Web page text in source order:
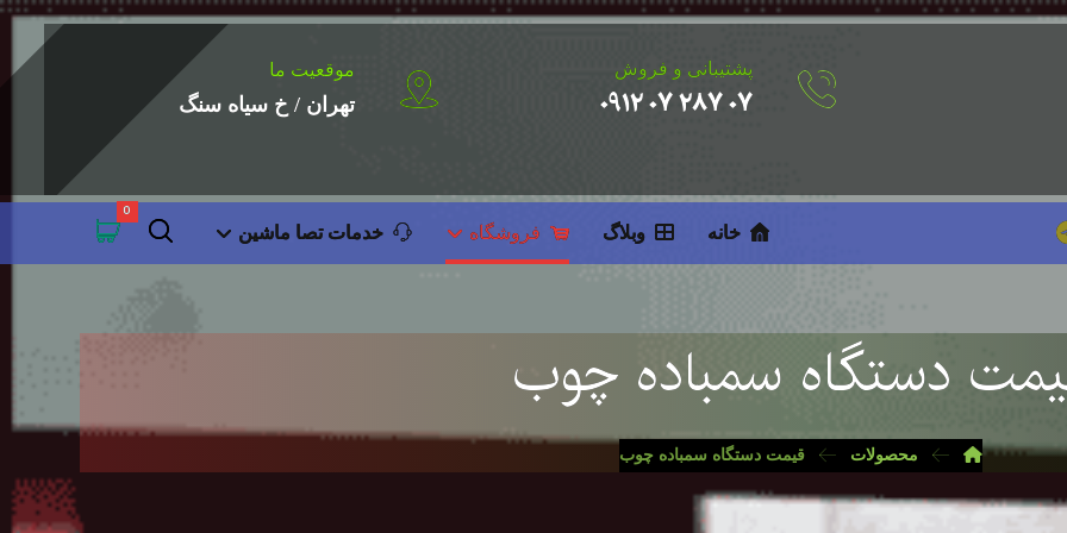
پشتیبانی و فروش
۰۷ ۲۸۷ ۰۷ ۰۹۱۲
موقعیت ما
تهران / خ سیاه سنگ
خانه وبلاگ فروشگاه خدمات تصا ماشین
دستگاه سمباده چوب
محصولات قیمت دستگاه سمباده چوب